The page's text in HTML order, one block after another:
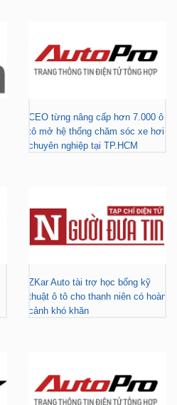
CEO từng nâng cấp hơn 7.000 ô
tô mở hệ thống chăm sóc xe hơi
chuyên nghiệp tại TP.HCM
ZKar Auto tài trợ học bổng kỹ
thuật ô tô cho thanh niên có hoàn
cảnh khó khăn